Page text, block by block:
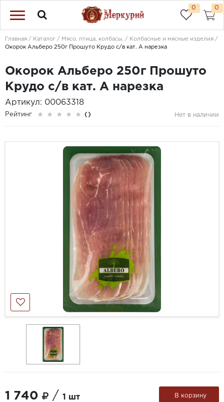
0 0
Главная Каталог Мясо, птица, колбасы.
Колбасные и мясные изделия
Окорок Альберо 250г Прошуто Крудо с/в кат. А нарезка
Окорок Альберо 250г Прошуто
Крудо с/в кат. А нарезка
Артикул: 00063318
Рейтинг () Нет в наличии
1 740 / 1 шт В корзину